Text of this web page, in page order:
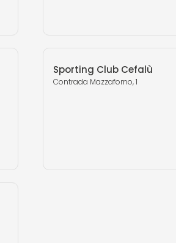
Sporting Club Cefalù
Contrada Mazzaforno, 1